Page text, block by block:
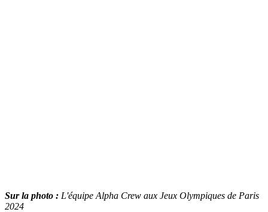
Sur la photo : L'équipe Alpha Crew aux Jeux Olympiques de Paris
2024